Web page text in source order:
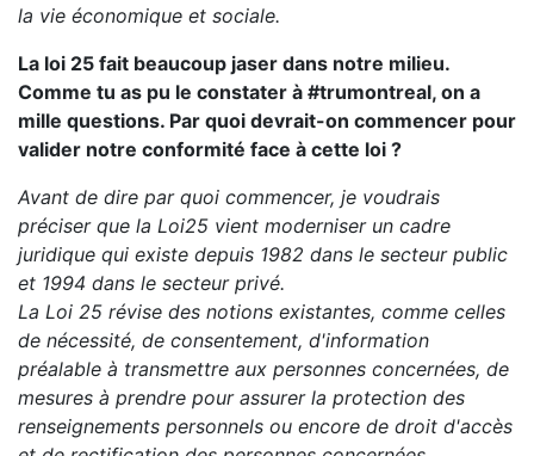
la vie économique et sociale.
La loi 25 fait beaucoup jaser dans notre milieu.
Comme tu as pu le constater à #trumontreal, on a
mille questions. Par quoi devrait-on commencer pour
valider notre conformité face à cette loi ?
Avant de dire par quoi commencer, je voudrais
préciser que la Loi25 vient moderniser un cadre
juridique qui existe depuis 1982 dans le secteur public
et 1994 dans le secteur privé.
La Loi 25 révise des notions existantes, comme celles
de nécessité, de consentement, d'information
préalable à transmettre aux personnes concernées, de
mesures à prendre pour assurer la protection des
renseignements personnels ou encore de droit d'accès